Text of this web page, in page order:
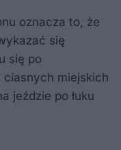
oznacza to, że
się
się po
miejskich
jeździe po łuku